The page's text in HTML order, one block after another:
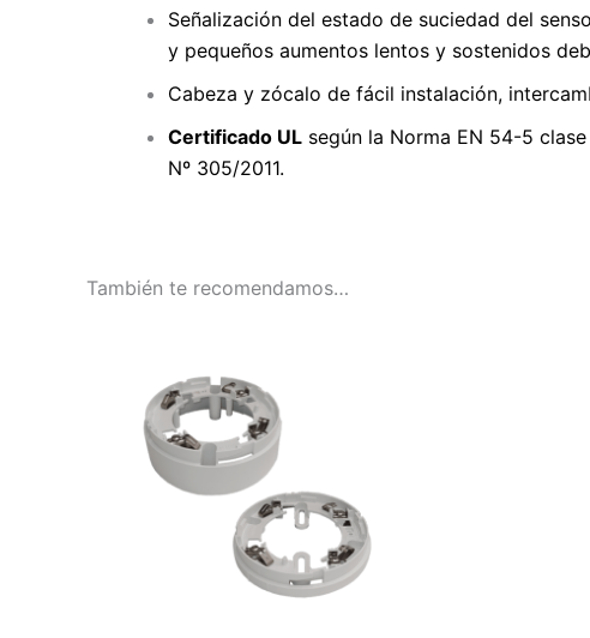
Señalización del estado de suciedad del
y pequeños aumentos lentos y sostenidos
Cabeza y zócalo de fácil instalación,
Certificado UL según la Norma EN 54-5
Nº 305/2011.
También te recomendamos…